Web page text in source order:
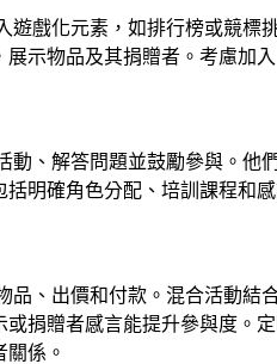
戲化元素，如排行榜或競標
示物品及其捐贈者。考慮加
、解答問題並鼓勵參與。他
明確角色分配、培訓課程和感
、出價和付款。混合活動結
捐贈者感言能提升參與度。
係。